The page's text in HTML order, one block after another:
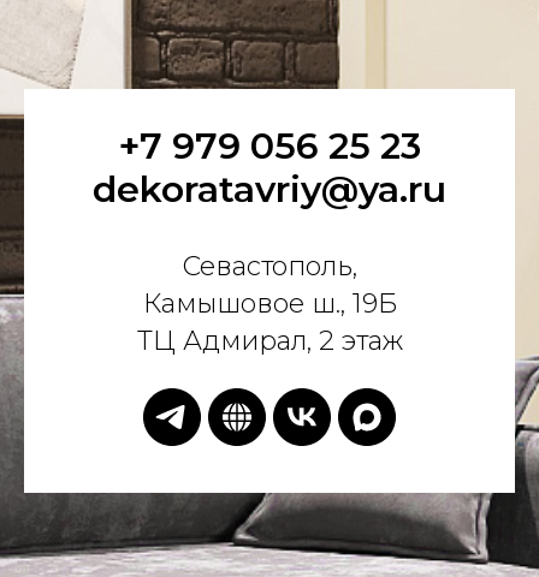
+7 979 056 25 23
dekoratavriy@ya.ru
Севастополь,
Камышовое ш., 19Б
ТЦ Адмирал, 2 этаж